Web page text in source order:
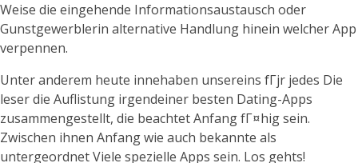
Weise die eingehende Informationsaustausch oder
Gunstgewerblerin alternative Handlung hinein welcher App
verpennen.
Unter anderem heute innehaben unsereins fГјr jedes Die
leser die Auflistung irgendeiner besten Dating-Apps
zusammengestellt, die beachtet Anfang fГ¤hig sein.
Zwischen ihnen Anfang wie auch bekannte als
untergeordnet Viele spezielle Apps sein. Los gehts!